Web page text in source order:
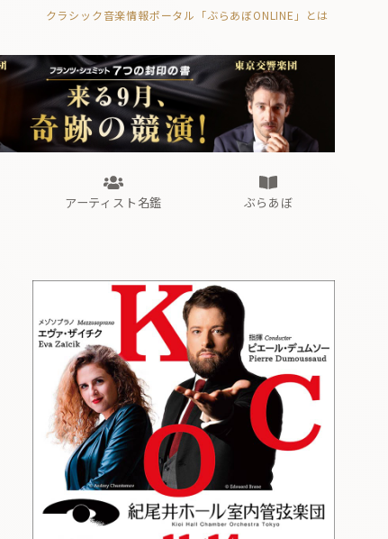
クラシック音楽情報ポータル「ぶらあぼONLINE」とは
ぶらあぼブラス！
フォルテピアノ・オデッセイ
アーティスト名鑑 ぶらあぼ
ぶらあぼブラス！
フォルテピアノ・オデッセイ